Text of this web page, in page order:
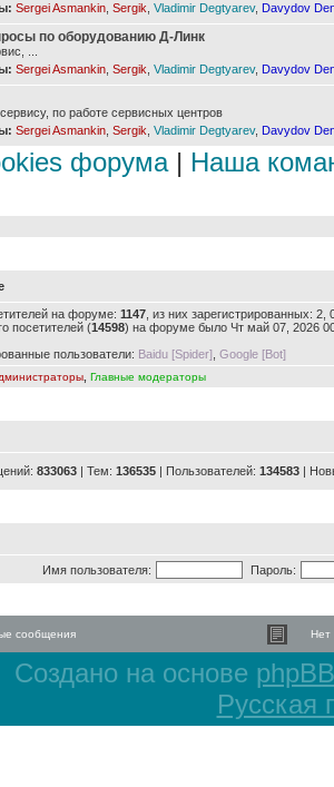
Sergei Asmankin Sergik Vladimir Degtyarev, Davydov
по оборудованию Д-Линк
...
Sergei Asmankin Sergik Vladimir Degtyarev, Davydov
по работе сервисных центров
Sergei Asmankin Sergik Vladimir Degtyarev, Davydov
форума| Наша
на форуме: 1147 , из них зарегистрированных:
посетителей (14598) на форуме было Чт май 07, 2026
пользователи: Baidu [Spider] Google [Bot]
Главные модераторы
833063 | Тем: 136535 | Пользователей: 134583 |
Имя пользователя: Пароль:
сообщения Нет
Создано на основе phpBB
Русская